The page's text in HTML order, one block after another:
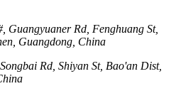
Guangyuaner Rd, Fenghuang St,
Guangdong, China
Rd, Shiyan St, Bao'an Dist,